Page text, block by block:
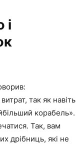
і
так як навіть
корабель».
Так, вам
дрібниць, які не